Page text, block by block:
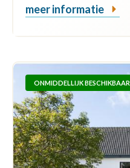
meer informatie
ONMIDDELLIJK BESCHIKBAAR